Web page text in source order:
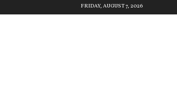
FRIDAY, AUGUST 7, 2026